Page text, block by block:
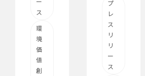
ス
環
境
価
値
創
プ
レ
ス
リ
リ
ー
ス